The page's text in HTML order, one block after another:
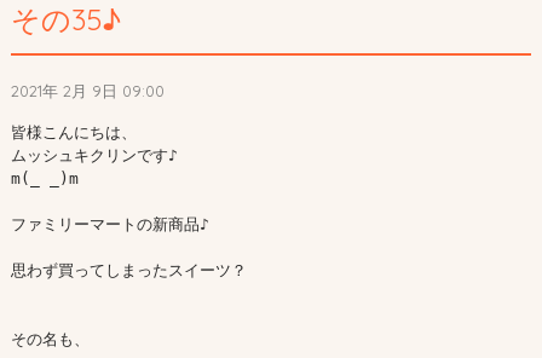
その35♪
2021年 2月 9日 09:00
皆様こんにちは、
ムッシュキクリンです♪
m(_ _)m
ファミリーマートの新商品♪
思わず買ってしまったスイーツ？
その名も、